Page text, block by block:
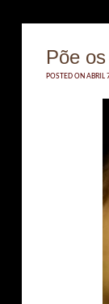
Põe
POSTED ON ABRIL